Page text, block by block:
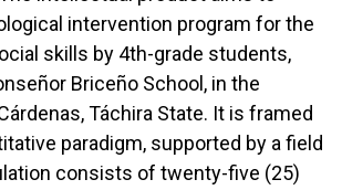
intervention program for the
skills by 4th-grade students,
Briceño School, in the
Táchira State. It is framed
paradigm, supported by a field
consists of twenty-five (25)